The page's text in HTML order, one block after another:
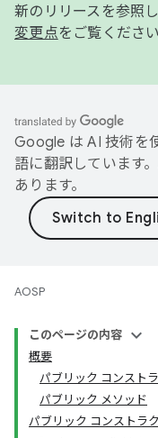
新のリリースを参照
変更点をご覧ください
Google は AI 技術を
語に翻訳しています
あります。
AOSP
このページの内容
概要
パブリック コンスト
パブリック メソッド
パブリック コンストラ